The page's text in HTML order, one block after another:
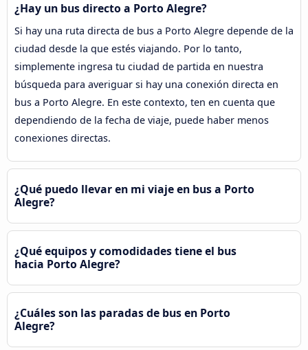
¿Hay un bus directo a Porto Alegre?
Si hay una ruta directa de bus a Porto Alegre depende de la
ciudad desde la que estés viajando. Por lo tanto,
simplemente ingresa tu ciudad de partida en nuestra
búsqueda para averiguar si hay una conexión directa en
bus a Porto Alegre. En este contexto, ten en cuenta que
dependiendo de la fecha de viaje, puede haber menos
conexiones directas.
¿Qué puedo llevar en mi viaje en bus a Porto
Alegre?
¿Qué equipos y comodidades tiene el bus
hacia Porto Alegre?
¿Cuáles son las paradas de bus en Porto
Alegre?